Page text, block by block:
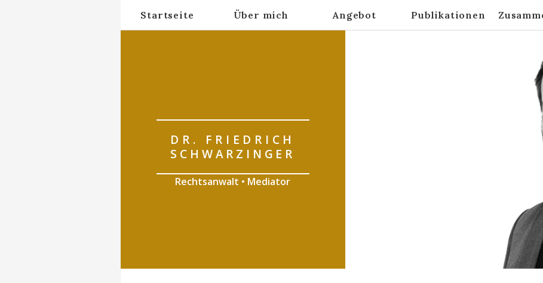
Startseite Über mich Angebot Publikationen
DR. FRIEDRICH
SCHWARZINGER
Rechtsanwalt • Mediator